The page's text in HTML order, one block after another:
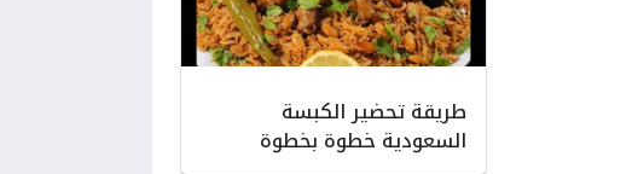
طريقة تحضير الكبسة
السعودية خطوة بخطوة